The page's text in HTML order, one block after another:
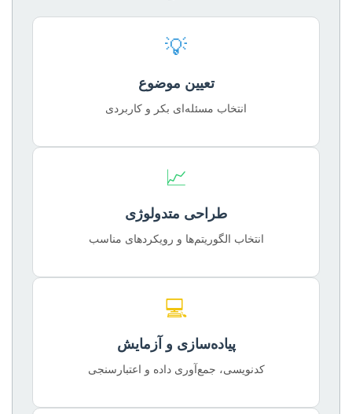
💡
تعیین موضوع
انتخاب مسئله‌ای بکر و کاربردی
📈
طراحی متدولوژی
انتخاب الگوریتم‌ها و رویکردهای مناسب
💻
پیاده‌سازی و آزمایش
کدنویسی، جمع‌آوری داده و اعتبارسنجی